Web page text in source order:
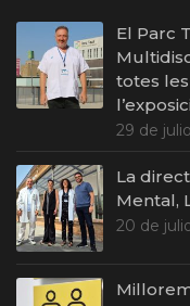
El Parc
totes
29 de
La
Mental,
20 de